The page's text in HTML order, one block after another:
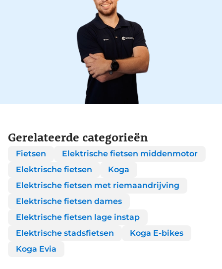
Gerelateerde categorieën
Fietsen
Elektrische fietsen middenmotor
Elektrische fietsen
Koga
Elektrische fietsen met riemaandrijving
Elektrische fietsen dames
Elektrische fietsen lage instap
Elektrische stadsfietsen
Koga E-bikes
Koga Evia